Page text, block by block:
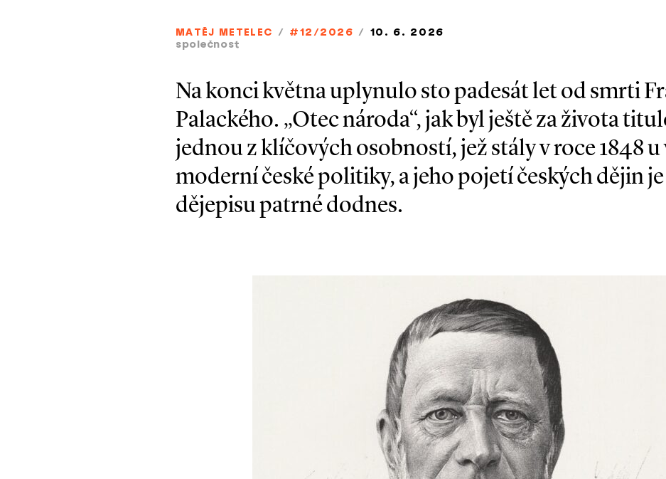
MATĚJ METELEC / #12/2026 / 10. 6. 2026
společnost
Na konci května uplynulo sto padesát let od smrti
Palackého. „Otec národa“, jak byl ještě za života
jednou z klíčových osobností, jež stály v roce 1848
moderní české politiky, a jeho pojetí českých dějin
dějepisu patrné dodnes.